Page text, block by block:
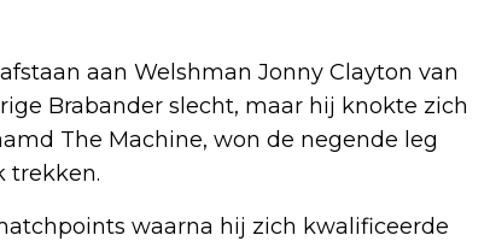
aan Welshman Jonny Clayton van
Brabander slecht, maar hij knokte zich
The Machine, won de negende leg
trekken.
waarna hij zich kwalificeerde